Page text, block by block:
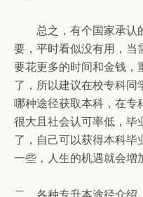
总之，有个国家承认
要，平时看似没有用，当
要花更多的时间和金钱，
了，所以建议在校专科
哪种途径获取本科，在专
很大且社会认可率低，毕
了，自己可以获得本科
一些，人生的机遇就会增